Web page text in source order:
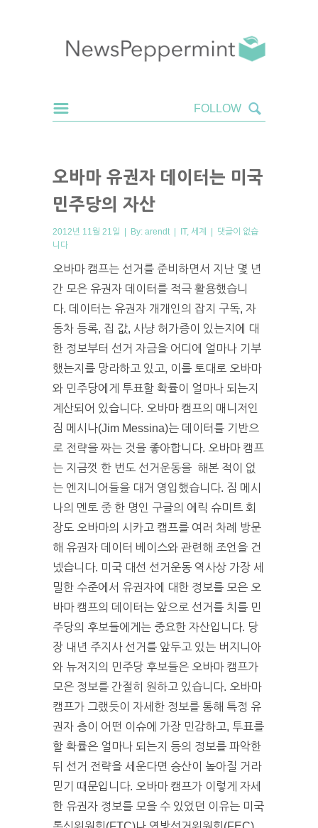
오바마 유권자 데이터는 미국
민주당의 자산
2012년 11월 21일 | By: arendt | IT, 세계 | 댓글이 없습
니다
오바마 캠프는 선거를 준비하면서 지난 몇 년
간 모은 유권자 데이터를 적극 활용했습니
다. 데이터는 유권자 개개인의 잡지 구독, 자
동차 등록, 집 값, 사냥 허가증이 있는지에 대
한 정보부터 선거 자금을 어디에 얼마나 기부
했는지를 망라하고 있고, 이를 토대로 오바마
와 민주당에게 투표할 확률이 얼마나 되는지
계산되어 있습니다. 오바마 캠프의 매니저인
짐 메시나(Jim Messina)는 데이터를 기반으
로 전략을 짜는 것을 좋아합니다. 오바마 캠프
는 지금껏 한 번도 선거운동을 해본 적이 없
는 엔지니어들을 대거 영입했습니다. 짐 메시
나의 멘토 중 한 명인 구글의 에릭 슈미트 회
장도 오바마의 시카고 캠프를 여러 차례 방문
해 유권자 데이터 베이스와 관련해 조언을 건
넸습니다. 미국 대선 선거운동 역사상 가장 세
밀한 수준에서 유권자에 대한 정보를 모은 오
바마 캠프의 데이터는 앞으로 선거를 치를 민
주당의 후보들에게는 중요한 자산입니다. 당
장 내년 주지사 선거를 앞두고 있는 버지니아
와 뉴저지의 민주당 후보들은 오바마 캠프가
모은 정보를 간절히 원하고 있습니다. 오바마
캠프가 그랬듯이 자세한 정보를 통해 특정 유
권자 층이 어떤 이슈에 가장 민감하고, 투표를
할 확률은 얼마나 되는지 등의 정보를 파악한
뒤 선거 전략을 세운다면 승산이 높아질 거라
믿기 때문입니다. 오바마 캠프가 이렇게 자세
한 유권자 정보를 모을 수 있었던 이유는 미국